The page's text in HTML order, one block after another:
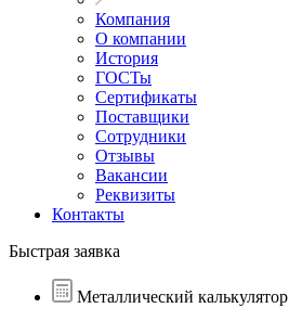
Компания
О компании
История
ГОСТы
Сертификаты
Поставщики
Сотрудники
Отзывы
Вакансии
Реквизиты
Контакты
Быстрая заявка
Металлический калькулятор